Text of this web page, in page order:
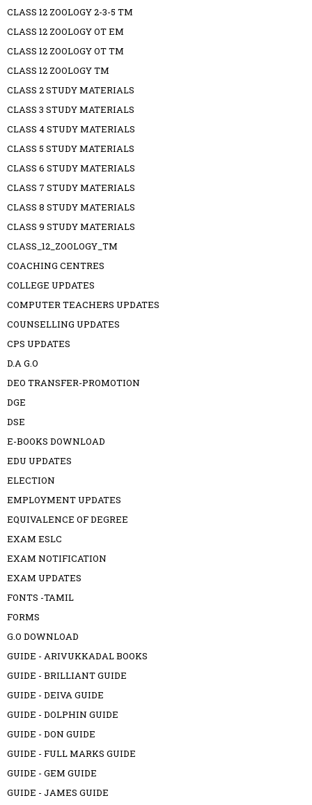
CLASS 12 ZOOLOGY 2-3-5 TM
CLASS 12 ZOOLOGY OT EM
CLASS 12 ZOOLOGY OT TM
CLASS 12 ZOOLOGY TM
CLASS 2 STUDY MATERIALS
CLASS 3 STUDY MATERIALS
CLASS 4 STUDY MATERIALS
CLASS 5 STUDY MATERIALS
CLASS 6 STUDY MATERIALS
CLASS 7 STUDY MATERIALS
CLASS 8 STUDY MATERIALS
CLASS 9 STUDY MATERIALS
CLASS_12_ZOOLOGY_TM
COACHING CENTRES
COLLEGE UPDATES
COMPUTER TEACHERS UPDATES
COUNSELLING UPDATES
CPS UPDATES
D.A G.O
DEO TRANSFER-PROMOTION
DGE
DSE
E-BOOKS DOWNLOAD
EDU UPDATES
ELECTION
EMPLOYMENT UPDATES
EQUIVALENCE OF DEGREE
EXAM ESLC
EXAM NOTIFICATION
EXAM UPDATES
FONTS -TAMIL
FORMS
G.O DOWNLOAD
GUIDE - ARIVUKKADAL BOOKS
GUIDE - BRILLIANT GUIDE
GUIDE - DEIVA GUIDE
GUIDE - DOLPHIN GUIDE
GUIDE - DON GUIDE
GUIDE - FULL MARKS GUIDE
GUIDE - GEM GUIDE
GUIDE - JAMES GUIDE